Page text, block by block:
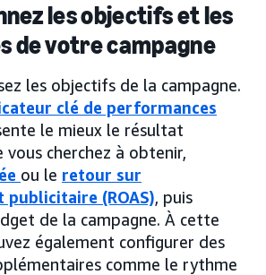
les objectifs et les
de votre campagne
les objectifs de la campagne.
clé de performances
le mieux le résultat
vous cherchez à obtenir,
ou le retour sur
publicitaire (ROAS), puis
de la campagne. À cette
également configurer des
comme le rythme